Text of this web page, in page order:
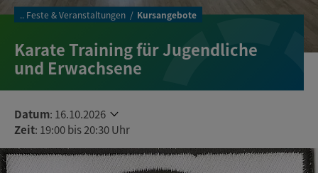
.. Feste & Veranstaltungen Kursangebote
Karate Training für Jugendliche
und Erwachsene
Datum: 16.10.2026
Zeit: 19:00 bis 20:30 Uhr